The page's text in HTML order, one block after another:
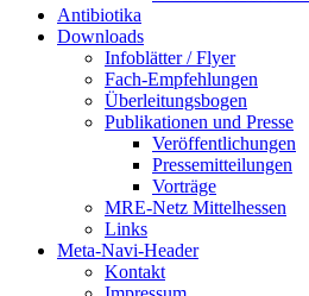
Antibiotika
Downloads
Infoblätter / Flyer
Fach-Empfehlungen
Überleitungsbogen
Publikationen und Presse
Veröffentlichungen
Pressemitteilungen
Vorträge
MRE-Netz Mittelhessen
Links
Meta-Navi-Header
Kontakt